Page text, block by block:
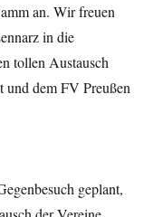
an. Wir freuen
in die
tollen Austausch
dem FV Preußen
geplant,